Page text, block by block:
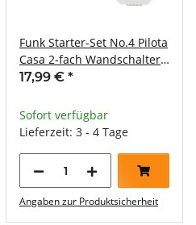
Funk Starter-Set No.4 Pilota
Casa 2-fach Wandschalter
+ 2x UP Empfänger
17,99 € *
Sofort verfügbar
Lieferzeit: 3 - 4 Tage
Angaben zur Produktsicherheit